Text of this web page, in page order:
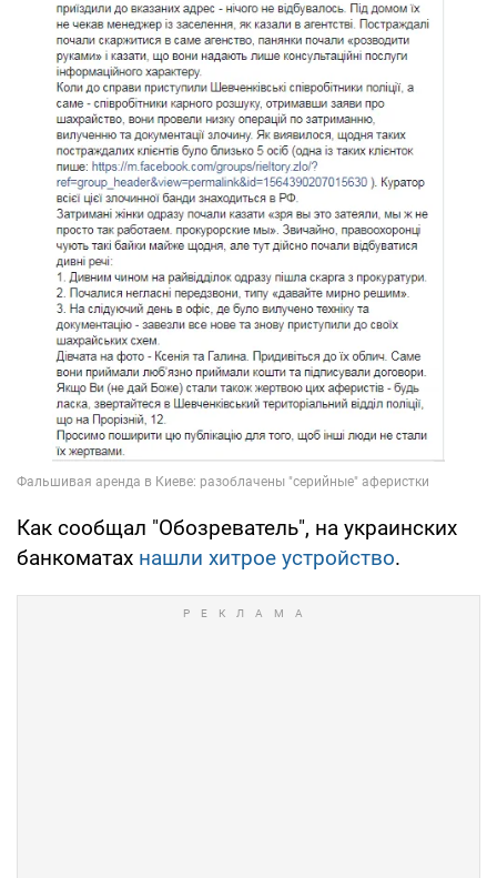
Как сообщал "Обозреватель", на украинских
банкоматах нашли хитрое устройство.